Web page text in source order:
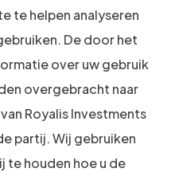
te helpen analyseren
De door het
over uw gebruik
overgebracht naar
Royalis Investments
partij. Wij gebruiken
te houden hoe u de